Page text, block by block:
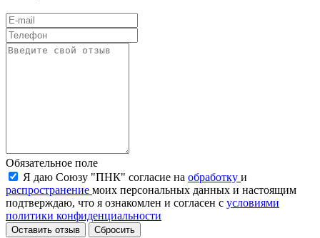
Обязательное поле
Я даю Союзу "ПНК" согласие на обработку и
распространение моих персональных данных и настоящим
подтверждаю, что я ознакомлен и согласен с условиями
политики конфиденциальности
Оставить отзыв Сбросить